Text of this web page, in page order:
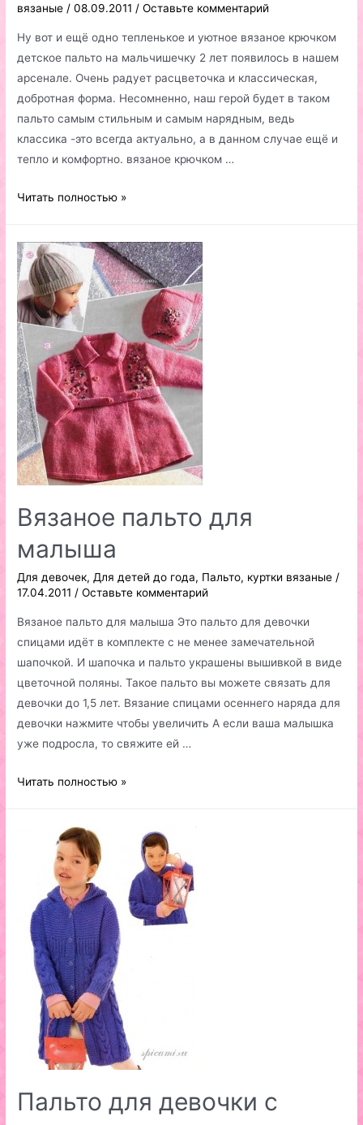
вязаные /08.09.2011 /Оставьте комментарий
Ну вот и ещё одно тепленькое и уютное вязаное крючком
детское пальто на мальчишечку 2 лет появилось в нашем
арсенале. Очень радует расцветочка и классическая,
добротная форма. Несомненно, наш герой будет в таком
пальто самым стильным и самым нарядным, ведь
классика -это всегда актуально, а в данном случае ещё и
тепло и комфортно. вязаное крючком …
Вязаное
пальто
Читать полностью »
Вязаное пальто для
малыша
Для девочек, Для детей до года, Пальто, куртки вязаные /
17.04.2011 /Оставьте комментарий
Вязаное пальто для малыша Это пальто для девочки
спицами идёт в комплекте с не менее замечательной
шапочкой. И шапочка и пальто украшены вышивкой в виде
цветочной поляны. Такое пальто вы можете связать для
девочки до 1,5 лет. Вязание спицами осеннего наряда для
девочки нажмите чтобы увеличить А если ваша малышка
уже подросла, то свяжите ей …
Вязаное
малыша
Читать полностью »
Пальто для девочки с